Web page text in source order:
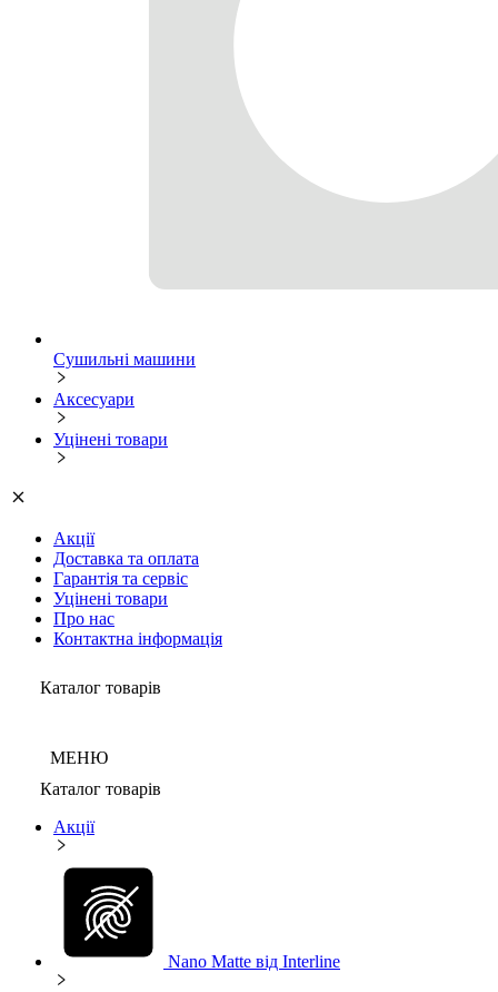
Сушильні машини
Аксесуари
Уцінені товари
Акції
Доставка та оплата
Гарантія та сервіс
Уцінені товари
Про нас
Контактна інформація
Каталог товарів
МЕНЮ
Каталог товарів
Акції
Nano Matte від Interline